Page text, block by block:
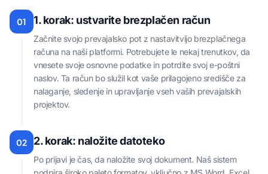
01 1. korak: ustvarite brezplačen račun
Začnite svojo prevajalsko pot z nastavitvijo brezplačnega
računa na naši platformi. Potrebujete le nekaj trenutkov, da
vnesete svoje osnovne podatke in potrdite svoj e-poštni
naslov. Ta račun bo služil kot vaše prilagojeno središče za
nalaganje, sledenje in upravljanje vseh vaših prevajalskih
projektov.
02 2. korak: naložite datoteko
Po prijavi je čas, da naložite svoj dokument. Naš sistem